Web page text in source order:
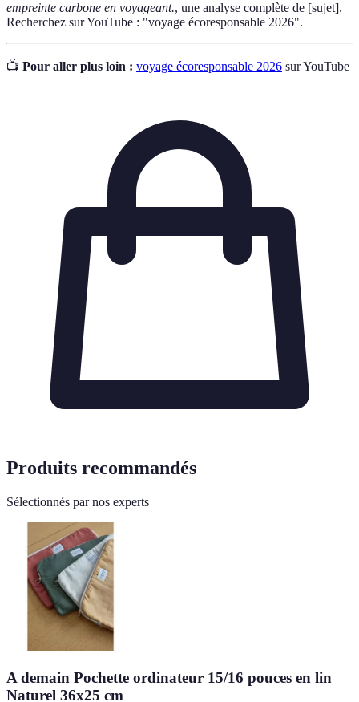
empreinte carbone en voyageant., une analyse complète de [sujet].
Recherchez sur YouTube : "voyage écoresponsable 2026".
📺 Pour aller plus loin : voyage écoresponsable 2026 sur YouTube
Produits recommandés
Sélectionnés par nos experts
A demain Pochette ordinateur 15/16 pouces en lin
Naturel 36x25 cm